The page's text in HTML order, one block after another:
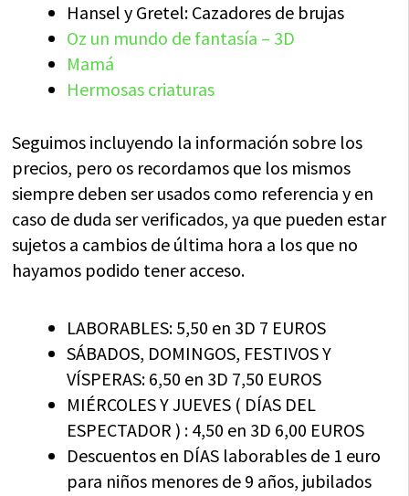
Hansel y Gretel: Cazadores de brujas
Oz un mundo de fantasía – 3D
Mamá
Hermosas criaturas
Seguimos incluyendo la información sobre los
precios, pero os recordamos que los mismos
siempre deben ser usados como referencia y en
caso de duda ser verificados, ya que pueden estar
sujetos a cambios de última hora a los que no
hayamos podido tener acceso.
LABORABLES: 5,50 en 3D 7 EUROS
SÁBADOS, DOMINGOS, FESTIVOS Y
VÍSPERAS: 6,50 en 3D 7,50 EUROS
MIÉRCOLES Y JUEVES ( DÍAS DEL
ESPECTADOR ) : 4,50 en 3D 6,00 EUROS
Descuentos en DÍAS laborables de 1 euro
para niños menores de 9 años, jubilados